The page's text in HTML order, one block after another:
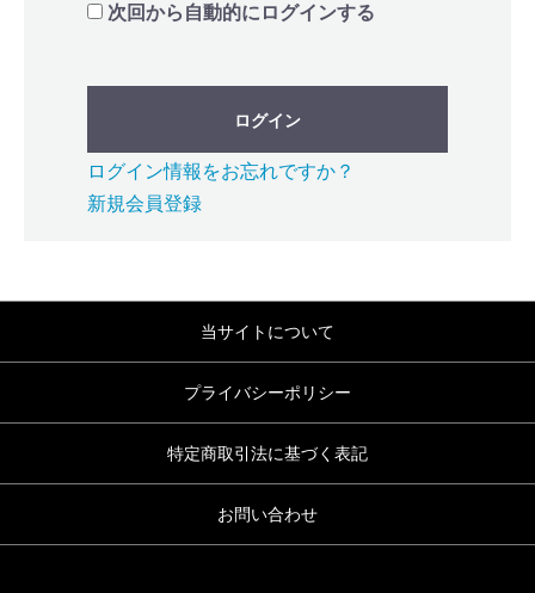
次回から自動的にログインする
ログイン
ログイン情報をお忘れですか？
新規会員登録
当サイトについて
プライバシーポリシー
特定商取引法に基づく表記
お問い合わせ